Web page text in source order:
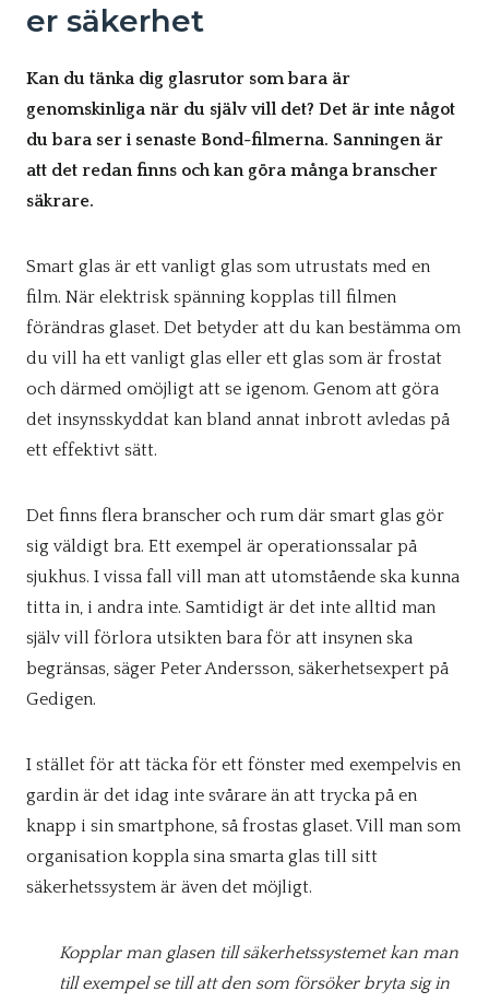
er säkerhet
Kan du tänka dig glasrutor som bara är
genomskinliga när du själv vill det? Det är inte något
du bara ser i senaste Bond-filmerna. Sanningen är
att det redan finns och kan göra många branscher
säkrare.
Smart glas är ett vanligt glas som utrustats med en
film. När elektrisk spänning kopplas till filmen
förändras glaset. Det betyder att du kan bestämma om
du vill ha ett vanligt glas eller ett glas som är frostat
och därmed omöjligt att se igenom. Genom att göra
det insynsskyddat kan bland annat inbrott avledas på
ett effektivt sätt.
Det finns flera branscher och rum där smart glas gör
sig väldigt bra. Ett exempel är operationssalar på
sjukhus. I vissa fall vill man att utomstående ska kunna
titta in, i andra inte. Samtidigt är det inte alltid man
själv vill förlora utsikten bara för att insynen ska
begränsas, säger Peter Andersson, säkerhetsexpert på
Gedigen.
I stället för att täcka för ett fönster med exempelvis en
gardin är det idag inte svårare än att trycka på en
knapp i sin smartphone, så frostas glaset. Vill man som
organisation koppla sina smarta glas till sitt
säkerhetssystem är även det möjligt.
Kopplar man glasen till säkerhetssystemet kan man
till exempel se till att den som försöker bryta sig in